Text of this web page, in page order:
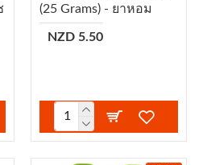
(25 Grams) - ยาหอม
NZD 5.50